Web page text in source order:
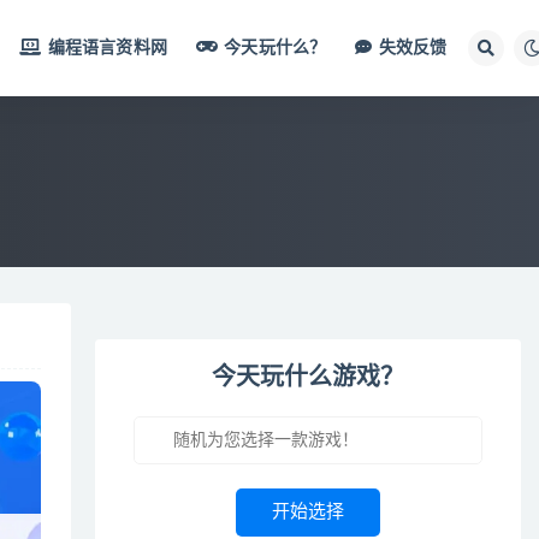
编程语言资料网 今天玩什么？ 失效反馈
今天玩什么游戏？
开始选择